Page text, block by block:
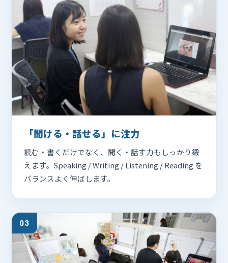
「聞ける・話せる」に注力
読む・書くだけでなく、聞く・話す力もしっかり鍛
えます。Speaking / Writing / Listening / Reading を
バランスよく伸ばします。
03